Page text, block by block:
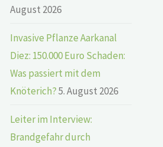
August 2026
Invasive Pflanze Aarkanal
Diez: 150.000 Euro Schaden:
Was passiert mit dem
Knöterich?5. August 2026
Leiter im Interview:
Brandgefahr durch